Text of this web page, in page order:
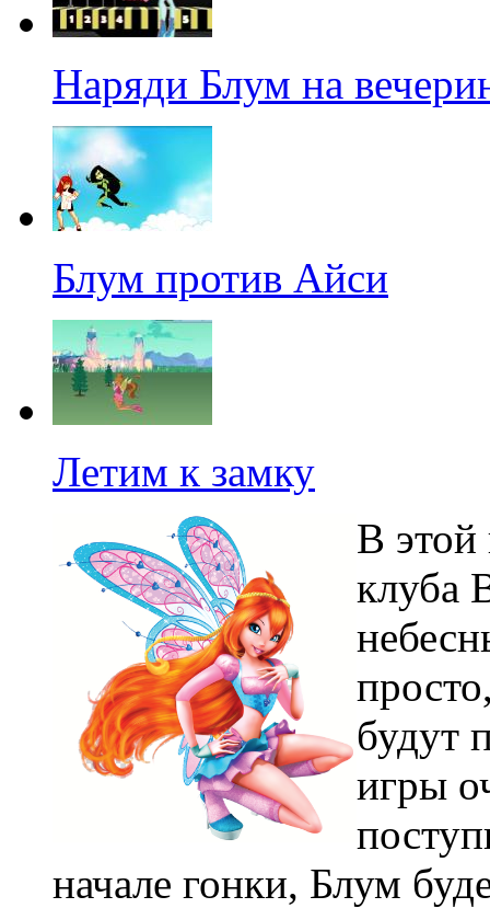
Наряди Блум на
Блум против Айси
Летим к замку
В этой
клуба
будут
игры
начале гонки, Блум